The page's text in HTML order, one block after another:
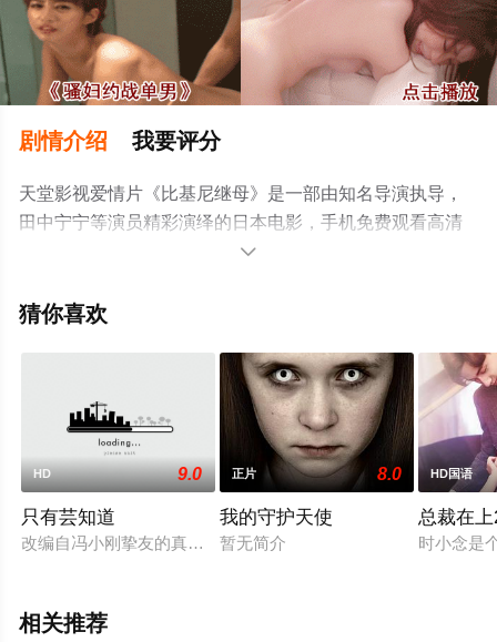
剧情介绍 我要评分
天堂影视爱情片《比基尼继母》是一部由知名导演执导，
田中宁宁等演员精彩演绎的日本电影，手机免费观看高清
无删减完整版电影大全就上天堂电影网，更多相关信息可

猜你喜欢
HD 9.0
只有芸知道
改编自冯小刚挚友的真实爱情经历，讲述了隋东风和罗芸之间
正片 8.0
我的守护天使
暂无简介
HD国语
总裁在
时小念是
相关推荐